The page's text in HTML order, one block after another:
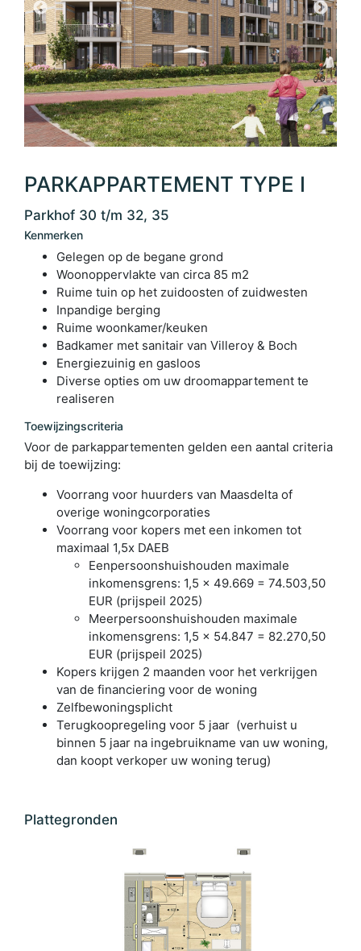
PARKAPPARTEMENT TYPE I
Parkhof 30 t/m 32, 35
Kenmerken
Gelegen op de begane grond
Woonoppervlakte van circa 85 m2
Ruime tuin op het zuidoosten of zuidwesten
Inpandige berging
Ruime woonkamer/keuken
Badkamer met sanitair van Villeroy & Boch
Energiezuinig en gasloos
Diverse opties om uw droomappartement te
realiseren
Toewijzingscriteria
Voor de parkappartementen gelden een aantal criteria
bij de toewijzing:
Voorrang voor huurders van Maasdelta of
overige woningcorporaties
Voorrang voor kopers met een inkomen tot
maximaal 1,5x DAEB
Eenpersoonshuishouden maximale
inkomensgrens: 1,5 x 49.669 = 74.503,50
EUR (prijspeil 2025)
Meerpersoonshuishouden maximale
inkomensgrens: 1,5 x 54.847 = 82.270,50
EUR (prijspeil 2025)
Kopers krijgen 2 maanden voor het verkrijgen
van de financiering voor de woning
Zelfbewoningsplicht
Terugkoopregeling voor 5 jaar (verhuist u
binnen 5 jaar na ingebruikname van uw woning,
dan koopt verkoper uw woning terug)
Plattegronden